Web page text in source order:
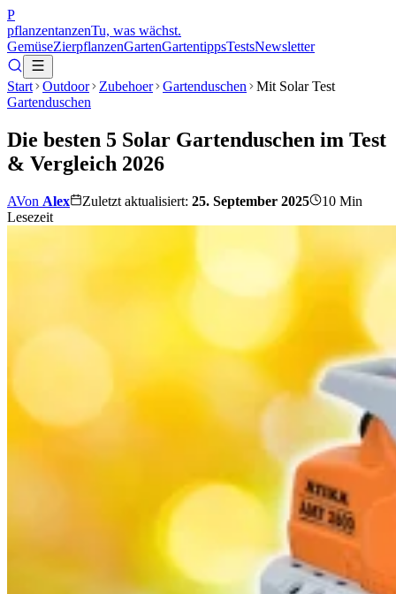
P
pflanzentanzenTu, was wächst.
GemüseZierpflanzenGartenGartentippsTestsNewsletter
Start Outdoor Zubehoer Gartenduschen
Mit Solar Test
Gartenduschen
Die besten 5 Solar Gartenduschen im Test
& Vergleich 2026
AVon Alex Zuletzt aktualisiert: 25. September 2025 10 Min
Lesezeit